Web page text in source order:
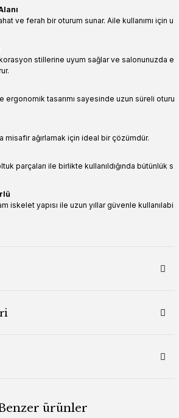
ve ferah bir oturum sunar. Aile kullanımı için u
stillerine uyum sağlar ve salonunuzda e
ergonomik tasarımı sayesinde uzun süreli oturu
misafir ağırlamak için ideal bir çözümdür.
parçaları ile birlikte kullanıldığında bütünlük s
iskelet yapısı ile uzun yıllar güvenle kullanılabi
ürünler